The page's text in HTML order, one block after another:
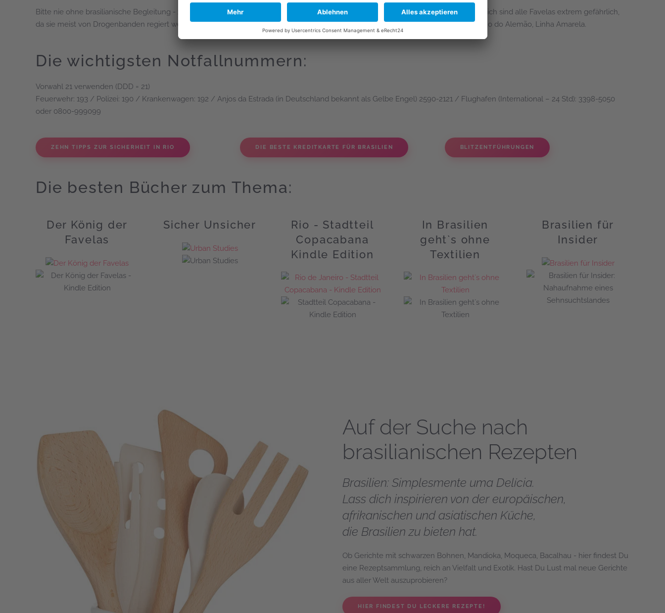
Bitte nie ohne brasilianische Begleitung - z.B. mit einer geführten Favela-Tour - die Favelas von Rio de Janeiro aufsuchen. Grundsätzlich sind alle Favelas extrem gefährlich,
da sie meist von Drogenbanden regiert werden. Favelas, die Sie unbedingt meiden sollten, sind Complexo do Manguinhos, Complexo do Alemão, Linha Amarela.
Die wichtigsten Notfallnummern:
Vorwahl 21 verwenden (DDD = 21)
Feuerwehr: 193 / Polizei: 190 / Krankenwagen: 192 / Anjos da Estrada (in Deutschland bekannt als Gelbe Engel) 2590-2121 / Flughafen (International – 24 Std): 3398-5050
oder 0800-999099
ZEHN TIPPS ZUR SICHERHEIT IN RIO DIE BESTE KREDITKARTE FÜR BRASILIEN BLITZENTFÜHRUNGEN
Die besten Bücher zum Thema:
Der König der
Favelas
Sicher Unsicher
Rio - Stadtteil
Copacabana
Kindle Edition
In Brasilien
geht`s ohne
Textilien
Brasilien für
Insider
Auf der Suche nach
brasilianischen Rezepten
Brasilien: Simplesmente uma Delícia.
Lass dich inspirieren von der europäischen,
afrikanischen und asiatischen Küche,
die Brasilien zu bieten hat.
Ob Gerichte mit schwarzen Bohnen, Mandioka, Moqueca, Bacalhau - hier findest Du
eine Rezeptsammlung, reich an Vielfalt und Exotik. Hast Du Lust mal neue Gerichte
aus aller Welt auszuprobieren?
HIER FINDEST DU LECKERE REZEPTE!